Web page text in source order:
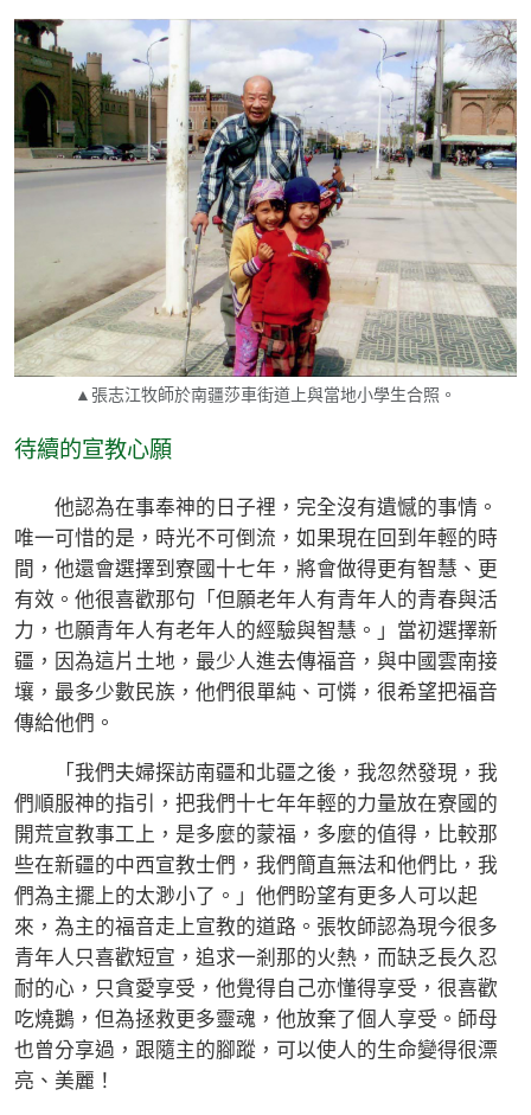
▲張志江牧師於南疆莎車街道上與當地小學生合照。
待續的宣教心願
他認為在事奉神的日子裡，完全沒有遺憾的事情。
唯一可惜的是，時光不可倒流，如果現在回到年輕的時
間，他還會選擇到寮國十七年，將會做得更有智慧、更
有效。他很喜歡那句「但願老年人有青年人的青春與活
力，也願青年人有老年人的經驗與智慧。」當初選擇新
疆，因為這片土地，最少人進去傳福音，與中國雲南接
壤，最多少數民族，他們很單純、可憐，很希望把福音
傳給他們。
「我們夫婦探訪南疆和北疆之後，我忽然發現，我
們順服神的指引，把我們十七年年輕的力量放在寮國的
開荒宣教事工上，是多麼的蒙福，多麼的值得，比較那
些在新疆的中西宣教士們，我們簡直無法和他們比，我
們為主擺上的太渺小了。」他們盼望有更多人可以起
來，為主的福音走上宣教的道路。張牧師認為現今很多
青年人只喜歡短宣，追求一剎那的火熱，而缺乏長久忍
耐的心，只貪愛享受，他覺得自己亦懂得享受，很喜歡
吃燒鵝，但為拯救更多靈魂，他放棄了個人享受。師母
也曾分享過，跟隨主的腳蹤，可以使人的生命變得很漂
亮、美麗！